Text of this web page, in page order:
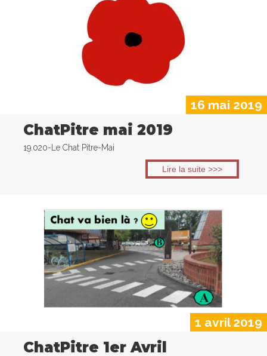
16 mai 2019
ChatPitre mai 2019
19.020-Le Chat Pitre-Mai
Lire la suite >>>
1 avril 2019
ChatPitre 1er Avril